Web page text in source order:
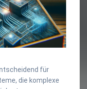
für
die komplexe